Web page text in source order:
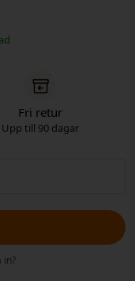
Fri retur
Upp till 90 dagar
in?